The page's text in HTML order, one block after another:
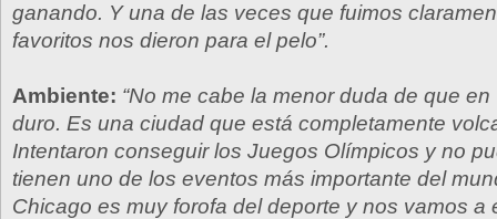
ganando. Y una de las veces que fuimos
favoritos nos dieron para el pelo”.
Ambiente: “No me cabe la menor duda de que
duro. Es una ciudad que está completamente
Intentaron conseguir los Juegos Olímpicos y no
tienen uno de los eventos más importante del
Chicago es muy forofa del deporte y nos vamos a